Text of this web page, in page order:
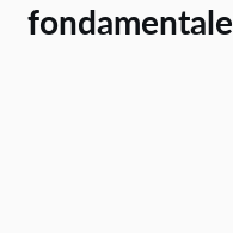
fondamentale